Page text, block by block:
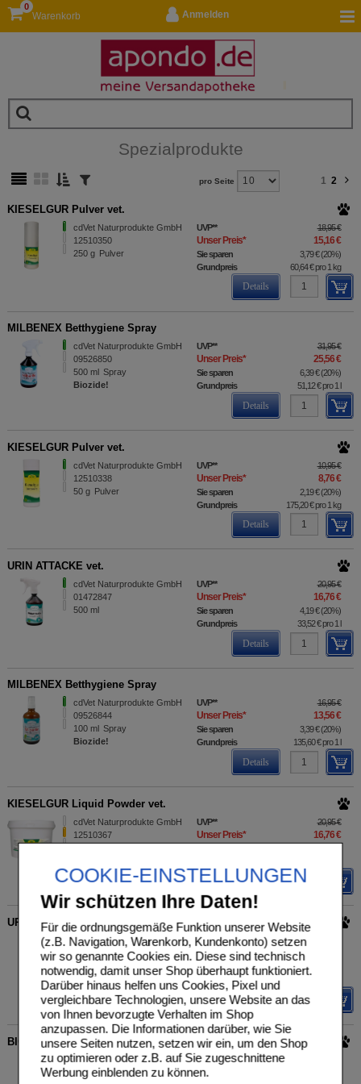
COOKIE-EINSTELLUNGEN
Wir schützen Ihre Daten!
Für die ordnungsgemäße Funktion unserer Website
(z.B. Navigation, Warenkorb, Kundenkonto) setzen
wir so genannte Cookies ein. Diese sind technisch
notwendig, damit unser Shop überhaupt funktioniert.
Darüber hinaus helfen uns Cookies, Pixel und
vergleichbare Technologien, unsere Website an das
von Ihnen bevorzugte Verhalten im Shop
anzupassen. Die Informationen darüber, wie Sie
unsere Seiten nutzen, setzen wir ein, um den Shop
zu optimieren oder z.B. auf Sie zugeschnittene
Werbung einblenden zu können.
Anmelden
Warenkorb
0
Spezialprodukte
pro Seite 1 2
KIESELGUR Pulver vet.
cdVet Naturprodukte GmbH
12510350
250 g Pulver
UVP** 18,95 €
Unser Preis* 15,16 €
Sie sparen 3,79 € (20%)
Grundpreis
60,64 €pro 1 kg
Details
MILBENEX Betthygiene Spray
cdVet Naturprodukte GmbH
09526850
500 ml Spray
Biozide!
UVP** 31,95 €
Unser Preis* 25,56 €
Sie sparen 6,39 € (20%)
Grundpreis
51,12 €pro 1 l
Details
KIESELGUR Pulver vet.
cdVet Naturprodukte GmbH
12510338
50 g Pulver
UVP** 10,95 €
Unser Preis* 8,76 €
Sie sparen 2,19 € (20%)
Grundpreis
175,20 €pro 1 kg
Details
URIN ATTACKE vet.
cdVet Naturprodukte GmbH
01472847
500 ml
UVP** 20,95 €
Unser Preis* 16,76 €
Sie sparen 4,19 € (20%)
Grundpreis
33,52 €pro 1 l
Details
MILBENEX Betthygiene Spray
cdVet Naturprodukte GmbH
09526844
100 ml Spray
Biozide!
UVP** 16,95 €
Unser Preis* 13,56 €
Sie sparen 3,39 € (20%)
Grundpreis
135,60 €pro 1 l
Details
KIESELGUR Liquid Powder vet.
cdVet Naturprodukte GmbH
12510367
UVP** 20,95 €
Unser Preis* 16,76 €
Details
URIN ATTACKE vet.
cdVet Naturprodukte GmbH
01472830
100ml
UVP**
Unser Preis*
Sie sparen 2,19 €
Grundpreis
Details
BIOCLEAN Intensivkonzentrat vet.
cdVet Naturprodukte GmbH
06463528
UVP**
Unser Preis